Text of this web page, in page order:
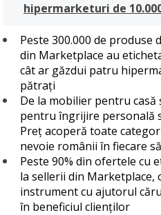
hipermarketuri de
Peste 300.000 de produse
din Marketplace au
cât ar găzdui patru
pătrați
De la mobilier pentru
pentru îngrijire personală
Preț acoperă toate
nevoie românii în fiecare
Peste 90% din ofertele cu
la sellerii din Marketplace,
instrument cu ajutorul
în beneficiul clienților